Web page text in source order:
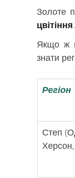
Золоте
цвітіння
Якщо ж
знати
Регіон
Степ